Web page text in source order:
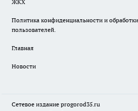
ЖКХ
Политика конфиденциальности и
пользователей.
Главная
Новости
Сетевое издание progorod35.ru